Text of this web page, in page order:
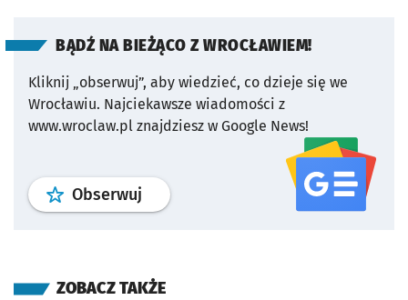
BĄDŹ NA BIEŻĄCO Z WROCŁAWIEM!
Kliknij „obserwuj”, aby wiedzieć, co dzieje się we
Wrocławiu. Najciekawsze wiadomości z
www.wroclaw.pl znajdziesz w Google News!
Obserwuj profil serwisu
ZOBACZ TAKŻE